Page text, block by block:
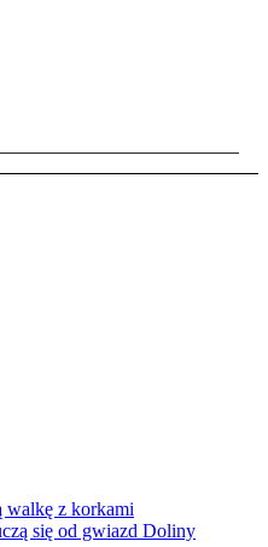
walkę z korkami
się od gwiazd Doliny